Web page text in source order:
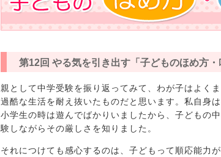
第12回 やる気を引き出す「子どものほめ方・
親として中学受験を振り返ってみて、わが子はよく
過酷な生活を耐え抜いたものだと思います。私自身
小学生の時は遊んでばかりいましたから、子どもの
験しながらその厳しさを知りました。
それにつけても感心するのは、子どもって順応能力